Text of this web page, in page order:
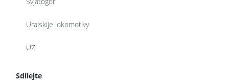
Uralskije lokomotivy
UZ
Sdílejte